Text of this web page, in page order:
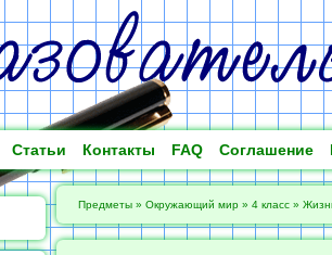
Статьи Контакты FAQ Соглашение
Предметы » Окружающий мир » 4 класс »